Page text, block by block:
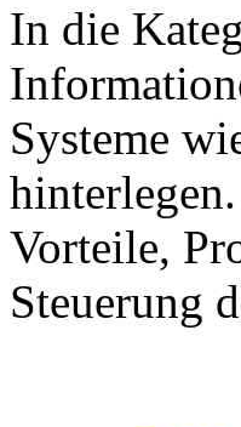
In die
Systeme
Vorteile,
Steuerung